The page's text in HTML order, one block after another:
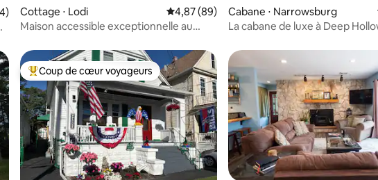
moyenne sur la base de 224 commentaires : 4,9 sur 5
Cottage ⋅ Lodi Évaluation moyenne sur la base de 89
4,87 (89)
Maison accessible exceptionnelle au
Cabane ⋅ Narrowsburg
La cabane de luxe à Deep
Coups de cœur voyageurs les plus appréciés
Coup de cœur voyageurs